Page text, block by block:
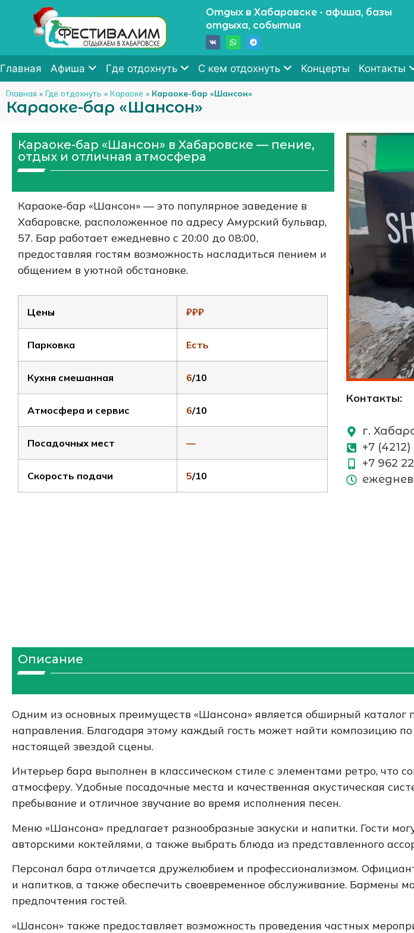
Отдых в Хабаровске - афиша, базы
отдыха, события
Главная Афиша Где отдохнуть С кем отдохнуть Концерты Контакты
Главная » Где отдохнуть » Караоке » Караоке-бар «Шансон»
Караоке-бар «Шансон»
Караоке-бар «Шансон» в Хабаровске — пение,
отдых и отличная атмосфера
Караоке-бар «Шансон» — это популярное заведение в
Хабаровске, расположенное по адресу Амурский бульвар,
57. Бар работает ежедневно с 20:00 до 08:00,
предоставляя гостям возможность насладиться пением и
общением в уютной обстановке.
Цены ₽₽₽
Парковка Есть
Кухня смешанная 6/10
Атмосфера и сервис 6/10
Посадочных мест —
Скорость подачи 5/10
Контакты:
г.
+7
+7 962
Описание
Одним из основных преимуществ «Шансона» является обширный
направления. Благодаря этому каждый гость может найти композицию по
настоящей звездой сцены.
Интерьер бара выполнен в классическом стиле с элементами ретро, что
атмосферу. Удобные посадочные места и качественная акустическая
пребывание и отличное звучание во время исполнения песен.
Меню «Шансона» предлагает разнообразные закуски и напитки. Гости
авторскими коктейлями, а также выбрать блюда из представленного
Персонал бара отличается дружелюбием и профессионализмом.
и напитков, а также обеспечить своевременное обслуживание. Бармены
предпочтения гостей.
«Шансон» также предоставляет возможность проведения частных